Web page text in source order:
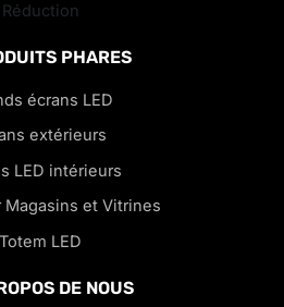
Réduction
PHARES
écrans LED
extérieurs
LED intérieurs
Magasins et Vitrines
Totem LED
DE NOUS